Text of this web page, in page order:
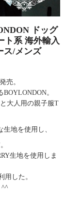
ドッグ
ト系 海外輸入
ス/メンズ
売。
。
大人用の親子服T
地を使用し、
生地を使用しま
用した。
^^